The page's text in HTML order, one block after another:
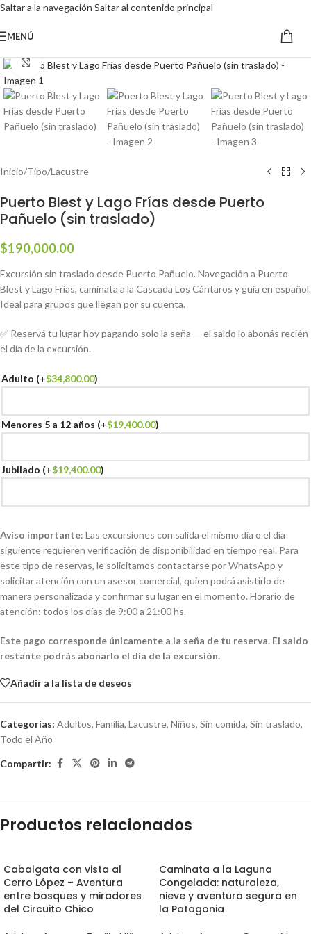
Saltar a la navegación Saltar al contenido principal
MENÚ
Haga clic para ampliar
Inicio/Tipo/Lacustre
Puerto Blest y Lago Frías desde Puerto
Pañuelo (sin traslado)
$190,000.00
Excursión sin traslado desde Puerto Pañuelo. Navegación a Puerto
Blest y Lago Frías, caminata a la Cascada Los Cántaros y guía en español.
Ideal para grupos que llegan por su cuenta.
✅ Reservá tu lugar hoy pagando solo la seña — el saldo lo abonás recién
el día de la excursión.
Adulto (+$34,800.00)
Menores 5 a 12 años (+$19,400.00)
Jubilado (+$19,400.00)
Aviso importante: Las excursiones con salida el mismo día o el día
siguiente requieren verificación de disponibilidad en tiempo real. Para
este tipo de reservas, le solicitamos contactarse por WhatsApp y
solicitar atención con un asesor comercial, quien podrá asistirlo de
manera personalizada y confirmar su lugar en el momento. Horario de
atención: todos los días de 9:00 a 21:00 hs.
Este pago corresponde únicamente a la seña de tu reserva. El saldo
restante podrás abonarlo el día de la excursión.
Añadir a la lista de deseos
Categorías: Adultos, Familia, Lacustre, Niños, Sin comida, Sin traslado,
Todo el Año
Compartir:
Productos relacionados
Cabalgata con vista al
Cerro López – Aventura
entre bosques y miradores
del Circuito Chico
Caminata a la Laguna
Congelada: naturaleza,
nieve y aventura segura en
la Patagonia